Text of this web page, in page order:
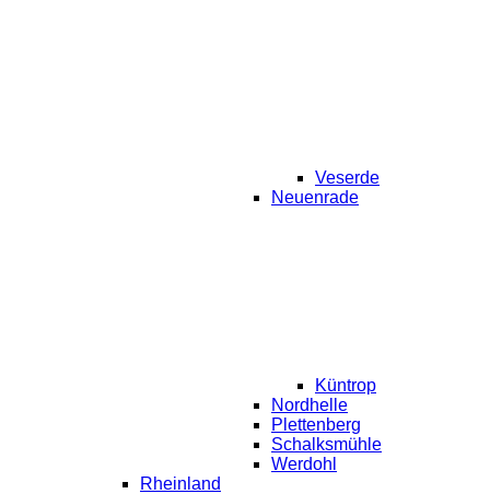
Veserde
Neuenrade
Küntrop
Nordhelle
Plettenberg
Schalksmühle
Werdohl
Rheinland